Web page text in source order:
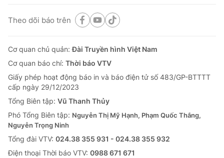
Theo dõi báo trên
Cơ quan chủ quản:Đài Truyền hình Việt Nam
Cơ quan báo chí: Thời báo VTV
Giấy phép hoạt động báo in và báo điện tử số 483/GP-BTTTT
cấp ngày 29/12/2023
Tổng Biên tập: Vũ Thanh Thủy
Phó Tổng Biên tập: Nguyễn Thị Mỹ Hạnh, Phạm Quốc Thắng,
Nguyễn Trọng Ninh
Tổng đài VTV: 024.38 355 931 - 024.38 355 932
Ðiện thoại Thời báo VTV: 0988 671 671